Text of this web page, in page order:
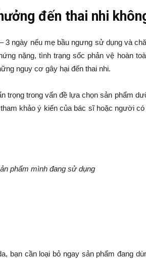
đến thai nhi
3 ngày nếu mẹ bầu ngưng sử dụng và
nặng, tình trạng sốc phản vệ hoàn
nguy cơ gây hại đến thai nhi.
trọng trong vấn đề lựa chọn sản phẩm
khảo ý kiến của bác sĩ hoặc người
phẩm mình đang sử dụng
bạn cần loại bỏ ngay sản phẩm đang